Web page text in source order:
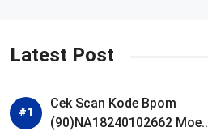
Latest Post
Cek Scan Kode Bpom
(90)NA18240102662 Moell